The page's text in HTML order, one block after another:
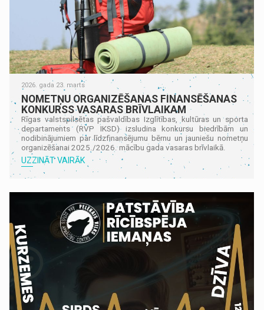
2026. gada 23. marts
NOMETŅU ORGANIZĒŠANAS FINANSĒŠANAS
KONKURSS VASARAS BRĪVLAIKAM
Rīgas valstspilsētas pašvaldības Izglītības, kultūras un sporta
departaments (RVP IKSD) izsludina konkursu biedrībām un
nodibinājumiem par līdzfinansējumu bērnu un jauniešu nometņu
organizēšanai 2025./2026. mācību gada vasaras brīvlaikā.
UZZINĀT VAIRĀK